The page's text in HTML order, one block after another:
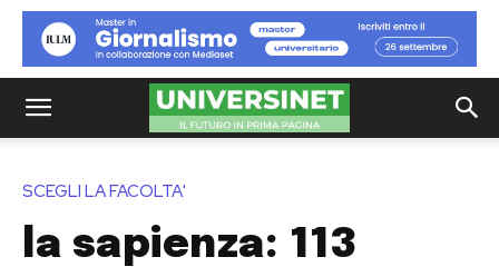
SCEGLI LA FACOLTA'
la sapienza: 113